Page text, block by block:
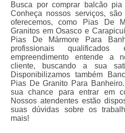
Busca por comprar balcão
Conheça nossos serviços,
oferecemos, como Pias De
Granitos em Osasco e
Pias De Mármore Para
profissionais
empreendimento entende a
cliente, buscando a sua
Disponibilizamos também
Pias De Granito Para
sua chance para entrar em
Nossos atendentes estão
suas dúvidas sobre os
mais!